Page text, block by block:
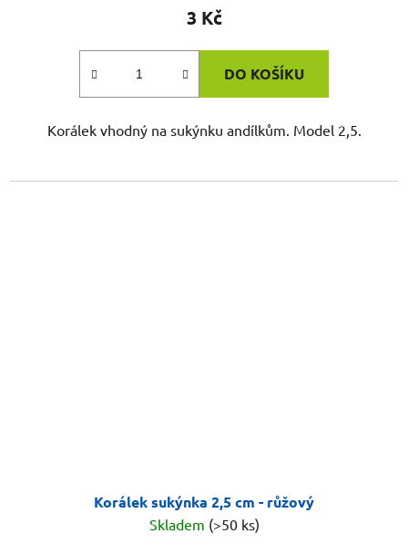
3 Kč
DO KOŠÍKU
Korálek vhodný na sukýnku andílkům. Model 2,5.
Korálek sukýnka 2,5 cm - růžový
Skladem (>50 ks)